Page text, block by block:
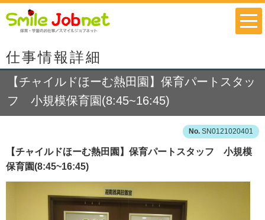
仕事情報詳細
【チャイルドほーむ熱田園】保育パートスタッ
フ 小規模保育園(8:45~16:45)
SN0121020401
【チャイルドほーむ熱田園】保育パートスタッフ 小規模
保育園(8:45~16:45)